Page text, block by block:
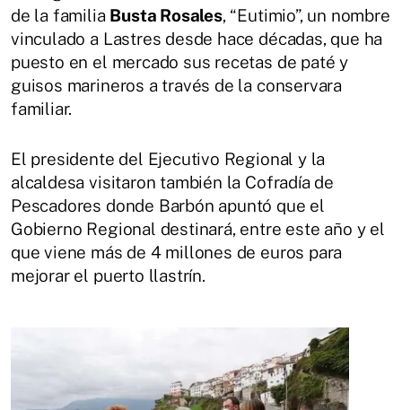
de la familia Busta Rosales, “Eutimio”, un nombre
vinculado a Lastres desde hace décadas, que ha
puesto en el mercado sus recetas de paté y
guisos marineros a través de la conservara
familiar.
El presidente del Ejecutivo Regional y la
alcaldesa visitaron también la Cofradía de
Pescadores donde Barbón apuntó que el
Gobierno Regional destinará, entre este año y el
que viene más de 4 millones de euros para
mejorar el puerto llastrín.